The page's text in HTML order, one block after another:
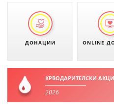
ЗНАЧЕЊЕ НА
ДОНАЦИИ ONLINE
КРВОДАРИТЕЛСКИ
2026